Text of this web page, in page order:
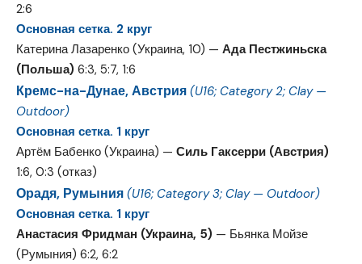
2:6
Основная сетка. 2 круг
Катерина Лазаренко (Украина, 10) — Ада Пестжиньска
(Польша) 6:3, 5:7, 1:6
Кремс-на-Дунае, Австрия (U16; Category 2; Clay —
Outdoor)
Основная сетка. 1 круг
Артём Бабенко (Украина) — Силь Гаксерри (Австрия)
1:6, 0:3 (отказ)
Орадя, Румыния (U16; Category 3; Clay — Outdoor)
Основная сетка. 1 круг
Анастасия Фридман (Украина, 5) — Бьянка Мойзе
(Румыния) 6:2, 6:2